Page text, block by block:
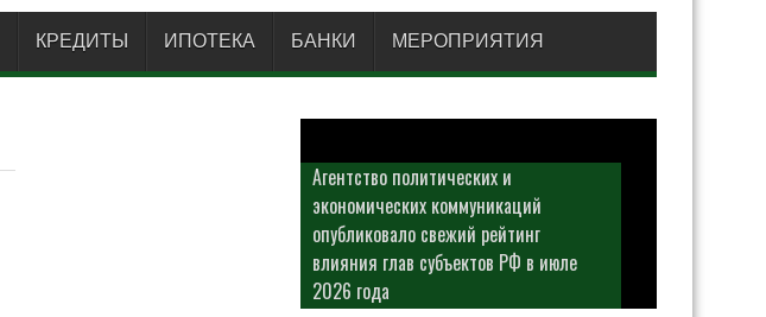
КРЕДИТЫ ИПОТЕКА БАНКИ МЕРОПРИЯТИЯ
Агентство политических и
экономических коммуникаций
опубликовало свежий рейтинг
влияния глав субъектов РФ в июле
2026 года